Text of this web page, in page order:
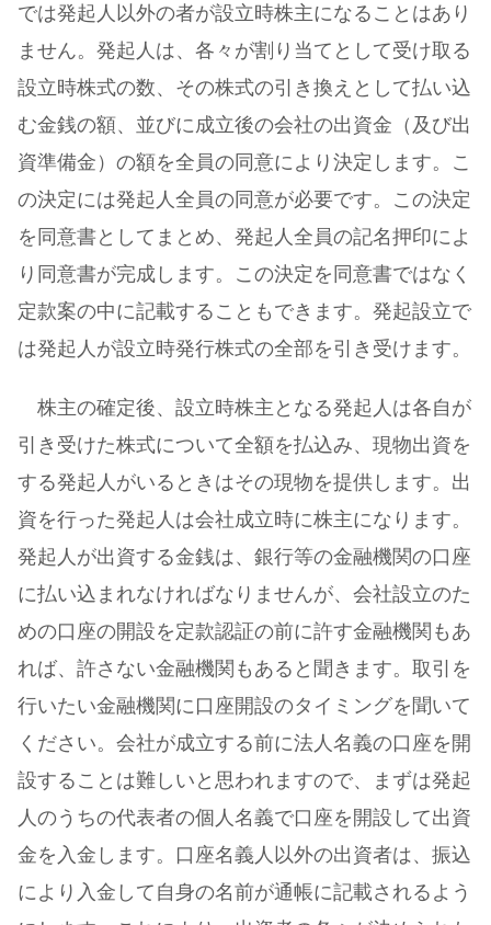
では発起人以外の者が設立時株主になることはあり
ません。発起人は、各々が割り当てとして受け取る
設立時株式の数、その株式の引き換えとして払い込
む金銭の額、並びに成立後の会社の出資金（及び出
資準備金）の額を全員の同意により決定します。こ
の決定には発起人全員の同意が必要です。この決定
を同意書としてまとめ、発起人全員の記名押印によ
り同意書が完成します。この決定を同意書ではなく
定款案の中に記載することもできます。発起設立で
は発起人が設立時発行株式の全部を引き受けます。
株主の確定後、設立時株主となる発起人は各自が
引き受けた株式について全額を払込み、現物出資を
する発起人がいるときはその現物を提供します。出
資を行った発起人は会社成立時に株主になります。
発起人が出資する金銭は、銀行等の金融機関の口座
に払い込まれなければなりませんが、会社設立のた
めの口座の開設を定款認証の前に許す金融機関もあ
れば、許さない金融機関もあると聞きます。取引を
行いたい金融機関に口座開設のタイミングを聞いて
ください。会社が成立する前に法人名義の口座を開
設することは難しいと思われますので、まずは発起
人のうちの代表者の個人名義で口座を開設して出資
金を入金します。口座名義人以外の出資者は、振込
により入金して自身の名前が通帳に記載されるよう